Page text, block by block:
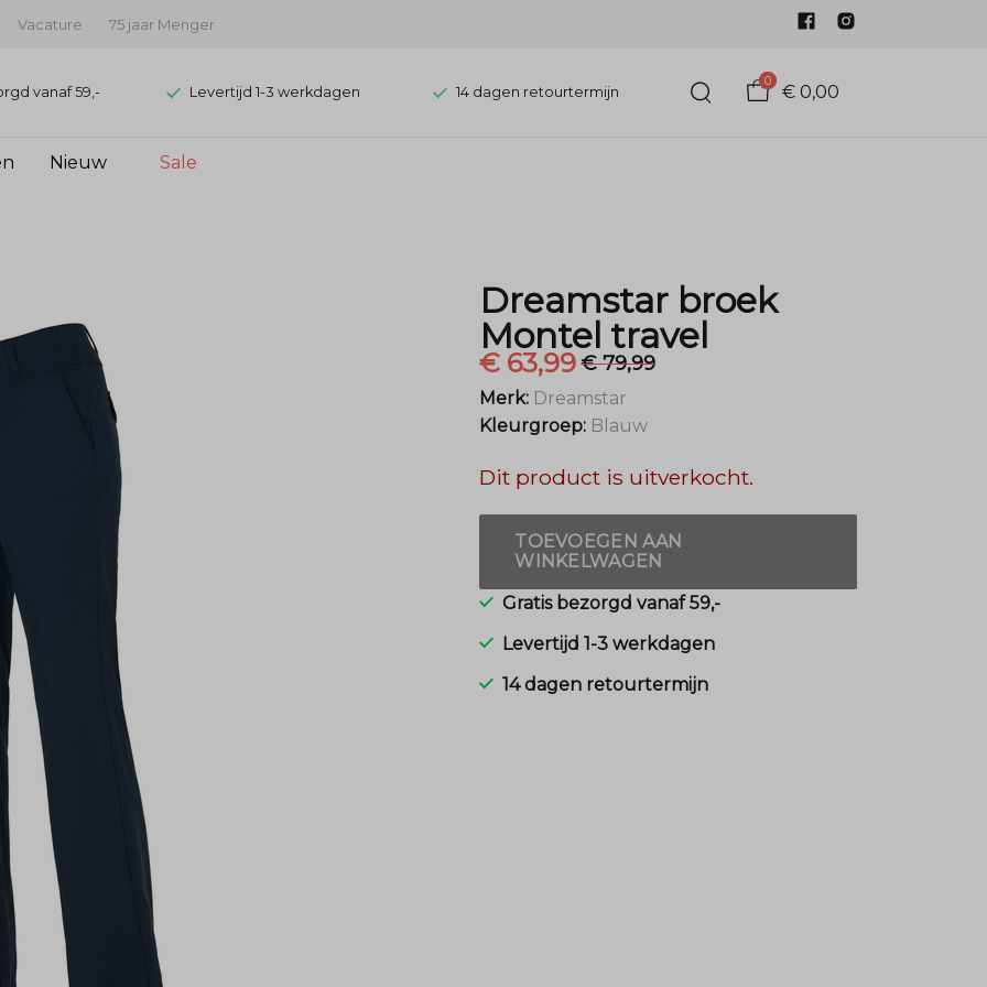
Vacature 75 jaar Menger
vanaf 59,- Levertijd 1-3 werkdagen 14 dagen retourtermijn
0
€ 0,00
Nieuw Sale
Dreamstar broek
Montel travel
€ 63,99€ 79,99
Merk: Dreamstar
Kleurgroep: Blauw
Dit product is uitverkocht.
TOEVOEGEN AAN
WINKELWAGEN
Gratis bezorgd vanaf 59,-
Levertijd 1-3 werkdagen
14 dagen retourtermijn